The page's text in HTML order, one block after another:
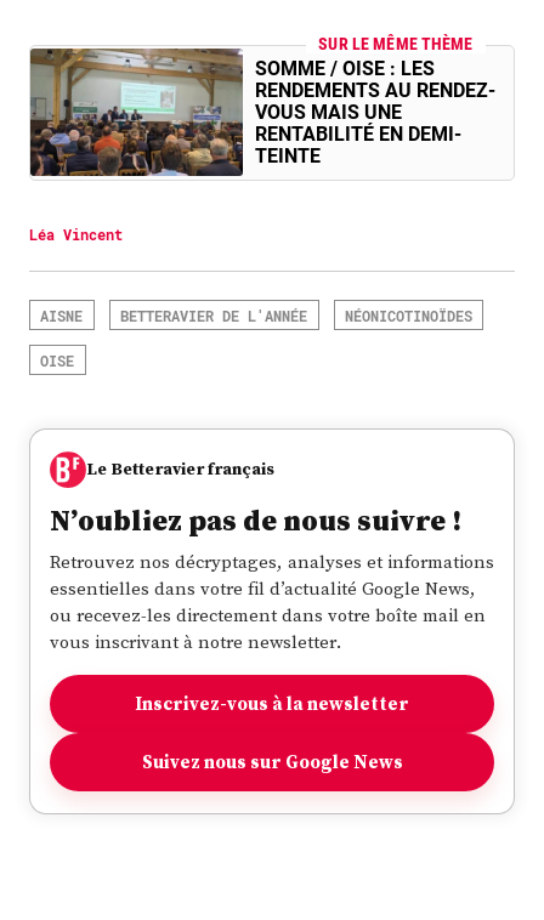
SUR LE MÊME THÈME
SOMME / OISE : LES
RENDEMENTS AU RENDEZ-
VOUS MAIS UNE
RENTABILITÉ EN DEMI-
TEINTE
Léa Vincent
AISNE BETTERAVIER DE L'ANNÉE NÉONICOTINOÏDES
OISE
Le Betteravier français
N’oubliez pas de nous suivre !
Retrouvez nos décryptages, analyses et informations
essentielles dans votre fil d’actualité Google News,
ou recevez-les directement dans votre boîte mail en
vous inscrivant à notre newsletter.
Inscrivez-vous à la newsletter
Suivez nous sur Google News